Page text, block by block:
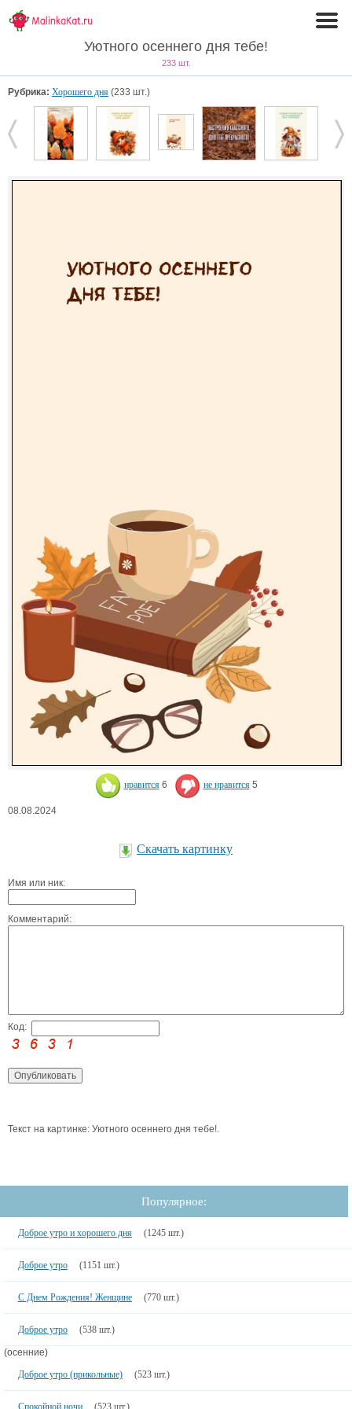
Уютного осеннего дня тебе!
233 шт.
Рубрика: Хорошего дня (233 шт.)
нравится 6 не нравится 5
08.08.2024
Скачать картинку
Имя или ник:
Комментарий:
Код:
Текст на картинке: Уютного осеннего дня тебе!.
Популярное:
Доброе утро и хорошего дня (1245 шт.)
Доброе утро (1151 шт.)
С Днем Рождения! Женщине (770 шт.)
Доброе утро (538 шт.)
(осенние)
Доброе утро (прикольные)
(523 шт.)
Спокойной ночи (523 шт.)